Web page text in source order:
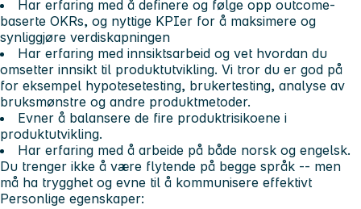
Har erfaring med å definere og følge opp outcome-
baserte OKRs, og nyttige KPIer for å maksimere og
synliggjøre verdiskapningen
Har erfaring med innsiktsarbeid og vet hvordan du
omsetter innsikt til produktutvikling. Vi tror du er god på
for eksempel hypotesetesting, brukertesting, analyse av
bruksmønstre og andre produktmetoder.
Evner å balansere de fire produktrisikoene i
produktutvikling.
Har erfaring med å arbeide på både norsk og engelsk.
Du trenger ikke å være flytende på begge språk -- men
må ha trygghet og evne til å kommunisere effektivt
Personlige egenskaper: